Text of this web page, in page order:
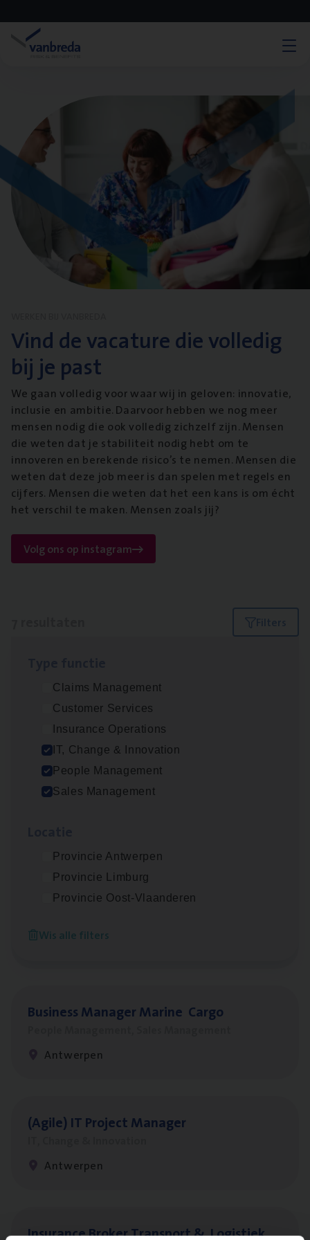
Vind de vacature die volledig
bij je past
We gaan volledig voor waar wij in geloven: innovatie,
inclusie en ambitie. Daarvoor hebben we nog meer
mensen nodig die ook volledig zichzelf zijn. Mensen
die weten dat je stabiliteit nodig hebt om te
innoveren en berekende risico’s te nemen. Mensen die
weten dat deze job meer is dan spelen met regels en
cijfers. Mensen die weten dat het een kans is om écht
het verschil te maken. Mensen zoals jij?
Volg ons op instagram
Filters
Claims Management
Customer Services
Insurance Operations
IT, Change & Innovation
People Management
Sales Management
Provincie Antwerpen
Provincie Limburg
Provincie Oost-Vlaanderen
Wis alle filters
Test Ana­lyst
IT, Change & Innovation
Antwerpen
Insu­ran­ce Bro­kerKMO
Cor­po­ra­te Insu­ran­ce Bro­ker Property
Antwerpen
Busi­ness Mana­ger Mari­ne Cargo
Antwerpen
(Agi­le) ITPro­ject Manager
Antwerpen
Insu­ran­ce Bro­ker Trans­port&Logistiek